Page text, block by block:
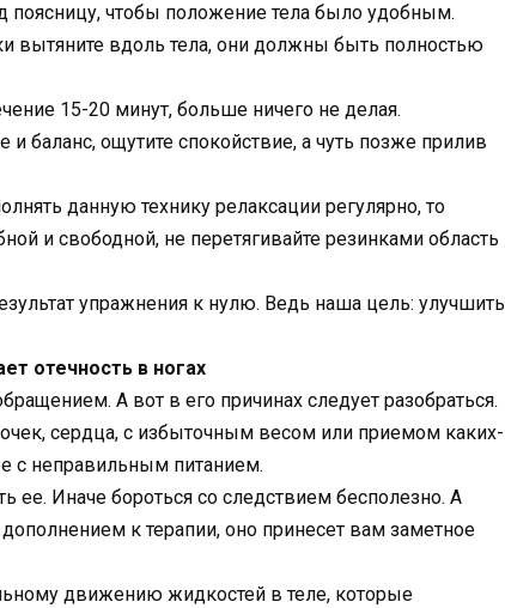
чтобы положение тела было удобным.
вытяните вдоль тела, они должны быть полностью
15-20 минут, больше ничего не делая.
и баланс, ощутите спокойствие, а чуть позже прилив
данную технику релаксации регулярно, то
и свободной, не перетягивайте резинками область
упражнения к нулю. Ведь наша цель: улучшить
отечность в ногах
А вот в его причинах следует разобраться.
сердца, с избыточным весом или приемом каких-
с неправильным питанием.
ее. Иначе бороться со следствием бесполезно. А
к терапии, оно принесет вам заметное
движению жидкостей в теле, которые